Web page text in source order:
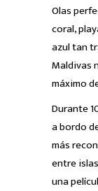
Olas
coral,
azul tan
Maldivas
máximo
Durante
a bordo
más
entre
una